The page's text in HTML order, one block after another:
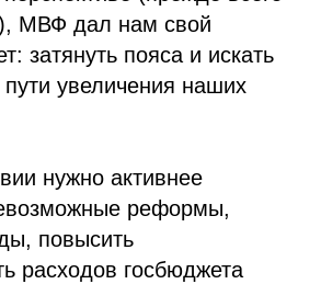
МВФ дал нам свой
затянуть пояса и искать
увеличения наших
нужно активнее
реформы,
повысить
расходов госбюджета